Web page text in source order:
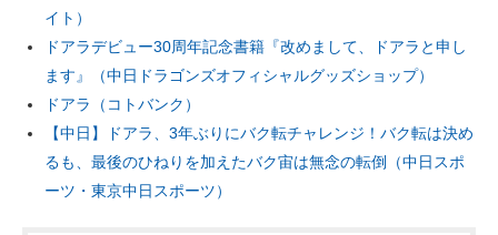
イト）
ドアラデビュー30周年記念書籍『改めまして、ドアラと申し
ます』（中日ドラゴンズオフィシャルグッズショップ）
ドアラ（コトバンク）
【中日】ドアラ、3年ぶりにバク転チャレンジ！バク転は決め
るも、最後のひねりを加えたバク宙は無念の転倒（中日スポ
ーツ・東京中日スポーツ）